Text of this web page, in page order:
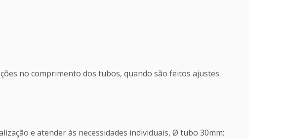
no comprimento dos tubos, quando são feitos ajustes
e atender às necessidades individuais, Ø tubo 30mm;